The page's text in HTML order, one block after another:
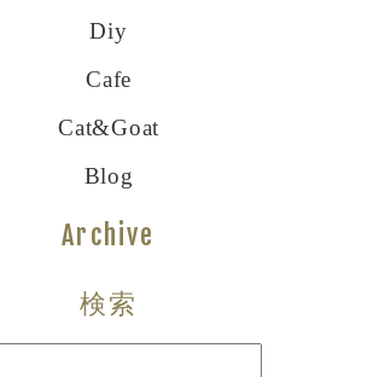
Diy
Cafe
Cat&goat
Blog
Archive
検索